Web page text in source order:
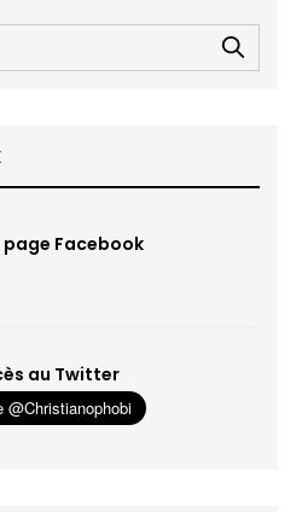
page Facebook
au Twitter